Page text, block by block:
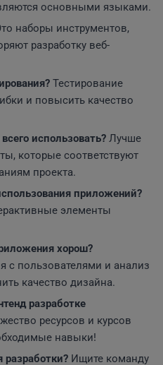
основными языками.
наборы инструментов,
разработку веб-
Тестирование
и повысить качество
использовать? Лучше
которые соответствуют
проекта.
приложений?
элементы
хорош?
с пользователями и анализ
качество дизайна.
разработке
ресурсов и курсов
навыки!
Ищите команду